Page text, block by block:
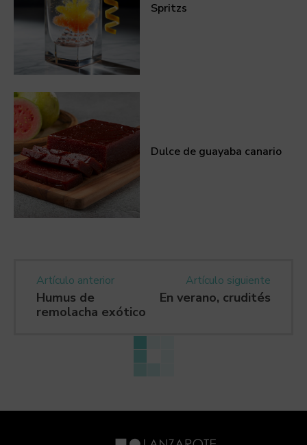
Spritzs
Dulce de guayaba canario
Artículo anterior
Humus de
remolacha exótico
Artículo siguiente
En verano, crudités